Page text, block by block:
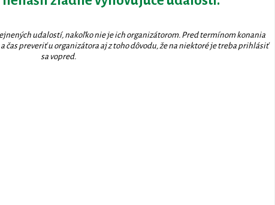
udalostí, nakoľko nie je ich organizátorom. Pred termínom konania
čas preveriť u organizátora aj z toho dôvodu, že na niektoré je treba prihlásiť
sa vopred.